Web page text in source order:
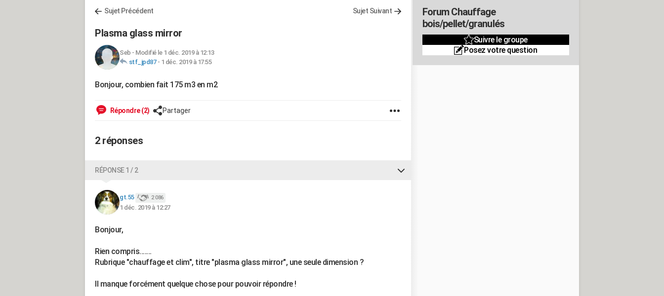
Sujet Précédent Sujet Suivant
Plasma glass mirror
Seb - Modifié le 1 déc. 2019 à 12:13
stf_jpd87- 1 déc. 2019 à 17:55
Bonjour, combien fait 175 m3 en m2
Répondre (2) Partager
2 réponses
RÉPONSE 1 / 2
gt.55 2 086
1 déc. 2019 à 12:27
Bonjour,
Rien compris.......
Rubrique "chauffage et clim", titre "plasma glass mirror", une seule dimension ?
Il manque forcément quelque chose pour pouvoir répondre !
Forum Chauffage
bois/pellet/granulés
Suivre le groupe
Posez votre question